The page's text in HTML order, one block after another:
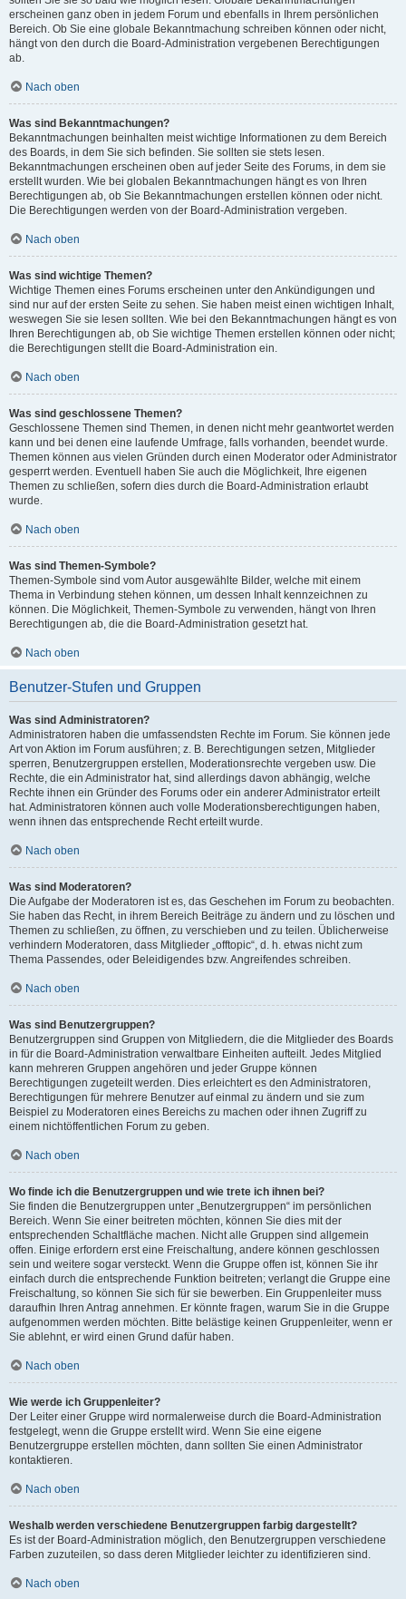
erscheinen ganz oben in jedem Forum und ebenfalls in Ihrem persönlichen
Bereich. Ob Sie eine globale Bekanntmachung schreiben können oder nicht,
hängt von den durch die Board-Administration vergebenen Berechtigungen
ab.
Nach oben
Was sind Bekanntmachungen?
Bekanntmachungen beinhalten meist wichtige Informationen zu dem Bereich
des Boards, in dem Sie sich befinden. Sie sollten sie stets lesen.
Bekanntmachungen erscheinen oben auf jeder Seite des Forums, in dem sie
erstellt wurden. Wie bei globalen Bekanntmachungen hängt es von Ihren
Berechtigungen ab, ob Sie Bekanntmachungen erstellen können oder nicht.
Die Berechtigungen werden von der Board-Administration vergeben.
Nach oben
Was sind wichtige Themen?
Wichtige Themen eines Forums erscheinen unter den Ankündigungen und
sind nur auf der ersten Seite zu sehen. Sie haben meist einen wichtigen Inhalt,
weswegen Sie sie lesen sollten. Wie bei den Bekanntmachungen hängt es von
Ihren Berechtigungen ab, ob Sie wichtige Themen erstellen können oder nicht;
die Berechtigungen stellt die Board-Administration ein.
Nach oben
Was sind geschlossene Themen?
Geschlossene Themen sind Themen, in denen nicht mehr geantwortet werden
kann und bei denen eine laufende Umfrage, falls vorhanden, beendet wurde.
Themen können aus vielen Gründen durch einen Moderator oder Administrator
gesperrt werden. Eventuell haben Sie auch die Möglichkeit, Ihre eigenen
Themen zu schließen, sofern dies durch die Board-Administration erlaubt
wurde.
Nach oben
Was sind Themen-Symbole?
Themen-Symbole sind vom Autor ausgewählte Bilder, welche mit einem
Thema in Verbindung stehen können, um dessen Inhalt kennzeichnen zu
können. Die Möglichkeit, Themen-Symbole zu verwenden, hängt von Ihren
Berechtigungen ab, die die Board-Administration gesetzt hat.
Nach oben
Benutzer-Stufen und Gruppen
Was sind Administratoren?
Administratoren haben die umfassendsten Rechte im Forum. Sie können jede
Art von Aktion im Forum ausführen; z. B. Berechtigungen setzen, Mitglieder
sperren, Benutzergruppen erstellen, Moderationsrechte vergeben usw. Die
Rechte, die ein Administrator hat, sind allerdings davon abhängig, welche
Rechte ihnen ein Gründer des Forums oder ein anderer Administrator erteilt
hat. Administratoren können auch volle Moderationsberechtigungen haben,
wenn ihnen das entsprechende Recht erteilt wurde.
Nach oben
Was sind Moderatoren?
Die Aufgabe der Moderatoren ist es, das Geschehen im Forum zu beobachten.
Sie haben das Recht, in ihrem Bereich Beiträge zu ändern und zu löschen und
Themen zu schließen, zu öffnen, zu verschieben und zu teilen. Üblicherweise
verhindern Moderatoren, dass Mitglieder „offtopic“, d. h. etwas nicht zum
Thema Passendes, oder Beleidigendes bzw. Angreifendes schreiben.
Nach oben
Was sind Benutzergruppen?
Benutzergruppen sind Gruppen von Mitgliedern, die die Mitglieder des Boards
in für die Board-Administration verwaltbare Einheiten aufteilt. Jedes Mitglied
kann mehreren Gruppen angehören und jeder Gruppe können
Berechtigungen zugeteilt werden. Dies erleichtert es den Administratoren,
Berechtigungen für mehrere Benutzer auf einmal zu ändern und sie zum
Beispiel zu Moderatoren eines Bereichs zu machen oder ihnen Zugriff zu
einem nichtöffentlichen Forum zu geben.
Nach oben
Wo finde ich die Benutzergruppen und wie trete ich ihnen bei?
Sie finden die Benutzergruppen unter „Benutzergruppen“ im persönlichen
Bereich. Wenn Sie einer beitreten möchten, können Sie dies mit der
entsprechenden Schaltfläche machen. Nicht alle Gruppen sind allgemein
offen. Einige erfordern erst eine Freischaltung, andere können geschlossen
sein und weitere sogar versteckt. Wenn die Gruppe offen ist, können Sie ihr
einfach durch die entsprechende Funktion beitreten; verlangt die Gruppe eine
Freischaltung, so können Sie sich für sie bewerben. Ein Gruppenleiter muss
daraufhin Ihren Antrag annehmen. Er könnte fragen, warum Sie in die Gruppe
aufgenommen werden möchten. Bitte belästige keinen Gruppenleiter, wenn er
Sie ablehnt, er wird einen Grund dafür haben.
Nach oben
Wie werde ich Gruppenleiter?
Der Leiter einer Gruppe wird normalerweise durch die Board-Administration
festgelegt, wenn die Gruppe erstellt wird. Wenn Sie eine eigene
Benutzergruppe erstellen möchten, dann sollten Sie einen Administrator
kontaktieren.
Nach oben
Weshalb werden verschiedene Benutzergruppen farbig dargestellt?
Es ist der Board-Administration möglich, den Benutzergruppen verschiedene
Farben zuzuteilen, so dass deren Mitglieder leichter zu identifizieren sind.
Nach oben